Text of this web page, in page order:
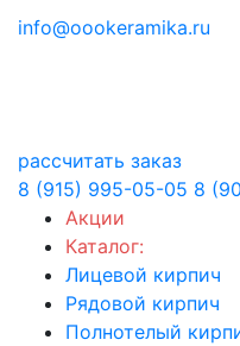
info@oookeramika.ru
рассчитать заказ
8 (915) 995-05-05 8
Акции
Каталог:
Лицевой кирпич
Рядовой кирпич
Полнотелый